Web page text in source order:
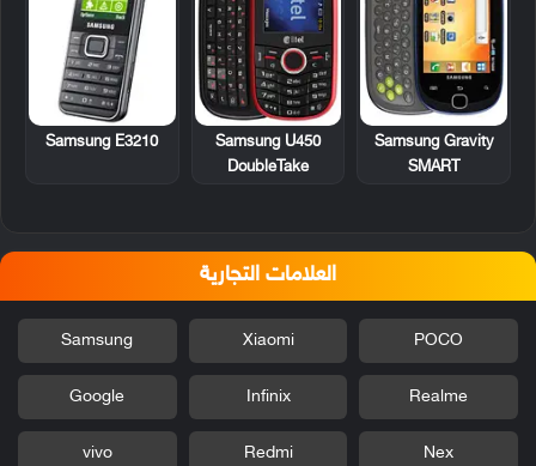
Samsung Gravity
SMART
Samsung U450
DoubleTake
Samsung E3210
العلامات التجارية
POCO
Xiaomi
Samsung
Realme
Infinix
Google
Nex
Redmi
vivo